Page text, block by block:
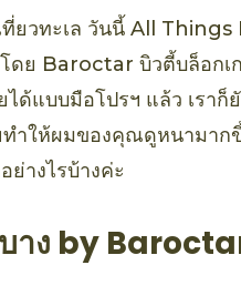
ยวทะเล วันนี้ All
ดย Baroctar บิวตี้บล็อก
ด้แบบมือโปรฯ แล้ว เราก็
ทำให้ผมของคุณดูหนามา
างไรบ้างค่ะ
าง by